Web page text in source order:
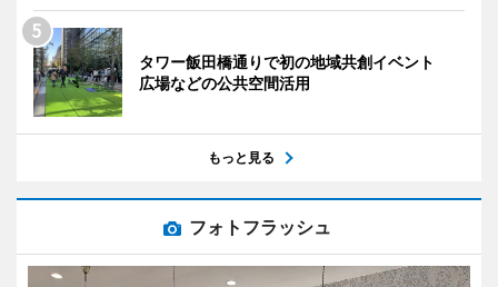
タワー飯田橋通りで初の地域共創イベント
広場などの公共空間活用
もっと見る
フォトフラッシュ